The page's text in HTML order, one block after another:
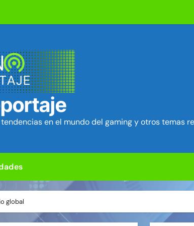
de post-explotación a Oracle
presenta su nuevo RPG de acción
como root (extra: vulnerabilidad en Exim) ~ Segu-
incluido un fallo de secuestro de sesión ~
nueva forma de jugar
en el mundo del gaming y otros temas
global